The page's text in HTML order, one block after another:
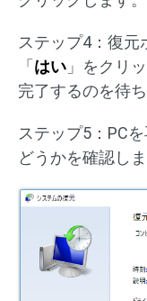
ステップ4：復元
「 はい 」をクリ
完了するのを待ち
ステップ5：PC
どうかを確認しま